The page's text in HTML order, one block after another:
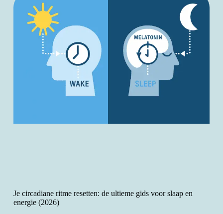
Je circadiane ritme resetten: de ultieme gids voor slaap en
energie (2026)